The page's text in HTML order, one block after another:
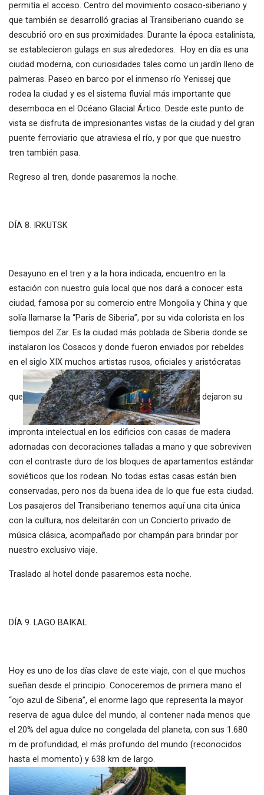
permitía el acceso. Centro del movimiento cosaco-siberiano y
que también se desarrolló gracias al Transiberiano cuando se
descubrió oro en sus proximidades. Durante la época estalinista,
se establecieron gulags en sus alrededores. Hoy en día es una
ciudad moderna, con curiosidades tales como un jardín lleno de
palmeras. Paseo en barco por el inmenso río Yenissej que
rodea la ciudad y es el sistema fluvial más importante que
desemboca en el Océano Glacial Ártico. Desde este punto de
vista se disfruta de impresionantes vistas de la ciudad y del gran
puente ferroviario que atraviesa el río, y por que que nuestro
tren también pasa.
Regreso al tren, donde pasaremos la noche.
DÍA 8. IRKUTSK
Desayuno en el tren y a la hora indicada, encuentro en la
estación con nuestro guía local que nos dará a conocer esta
ciudad, famosa por su comercio entre Mongolia y China y que
solía llamarse la “París de Siberia”, por su vida colorista en los
tiempos del Zar. Es la ciudad más poblada de Siberia donde se
instalaron los Cosacos y donde fueron enviados por rebeldes
en el siglo XIX muchos artistas rusos, oficiales y aristócratas
que dejaron su
impronta intelectual en los edificios con casas de madera
adornadas con decoraciones talladas a mano y que sobreviven
con el contraste duro de los bloques de apartamentos estándar
soviéticos que los rodean. No todas estas casas están bien
conservadas, pero nos da buena idea de lo que fue esta ciudad.
Los pasajeros del Transiberiano tenemos aquí una cita única
con la cultura, nos deleitarán con un Concierto privado de
música clásica, acompañado por champán para brindar por
nuestro exclusivo viaje.
Traslado al hotel donde pasaremos esta noche.
DÍA 9. LAGO BAIKAL
Hoy es uno de los días clave de este viaje, con el que muchos
sueñan desde el principio. Conoceremos de primera mano el
“ojo azul de Siberia”, el enorme lago que representa la mayor
reserva de agua dulce del mundo, al contener nada menos que
el 20% del agua dulce no congelada del planeta, con sus 1.680
m de profundidad, el más profundo del mundo (reconocidos
hasta el momento) y 638 km de largo.